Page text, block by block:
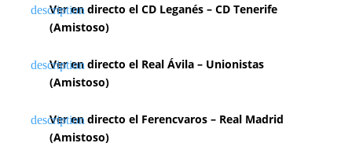
Ver en directo el CD Leganés – CD Tenerife
(Amistoso)
Ver en directo el Real Ávila – Unionistas
(Amistoso)
Ver en directo el Ferencvaros – Real Madrid
(Amistoso)